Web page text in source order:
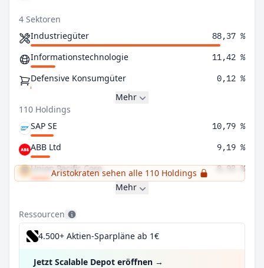
4 Sektoren
Industriegüter
88,37 %
Informationstechnologie 11,42 %
Defensive Konsumgüter 0,12 %
Mehr
110 Holdings
SAP SE
10,79 %
ABB Ltd 9,19 %
Union Pacific Corp 8,93 %
Aristokraten sehen alle 110 Holdings
Mehr
Ressourcen
4.500+ Aktien-Sparpläne ab 1€
Jetzt Scalable Depot eröffnen →